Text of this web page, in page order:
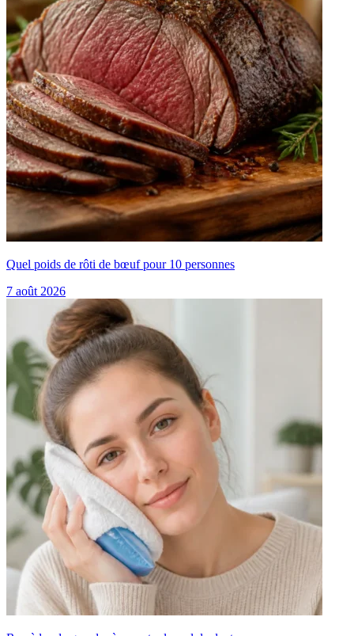
Quel poids de rôti de bœuf pour 10 personnes
7 août 2026